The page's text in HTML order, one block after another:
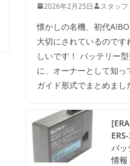
2026年2月25日 スタッフ
懐かしの名機、初代
大切にされているのです
しいです！ バッテリー
に、オーナーとして知
ガイド形式でまとめまし
バッ
情報